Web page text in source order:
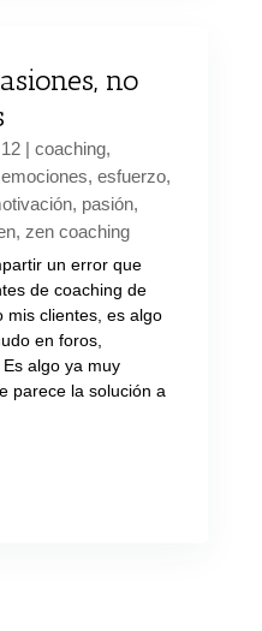
no
| coaching,
emociones, esfuerzo,
, pasión,
, zen coaching
un error que
de coaching de
mis clientes, es algo
en foros,
algo ya muy
parece la solución a